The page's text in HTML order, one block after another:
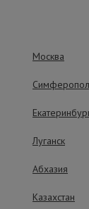
Усиленная
Подлежит
Москва
Луганск
Абхазия
Казахстан